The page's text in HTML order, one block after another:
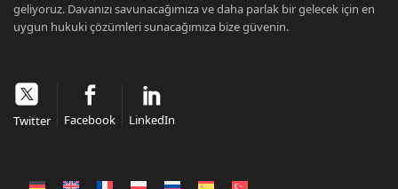
geliyoruz. Davanızı savunacağımıza ve daha parlak bir gelecek için en
uygun hukuki çözümleri sunacağımıza bize güvenin.
Twitter Facebook LinkedIn